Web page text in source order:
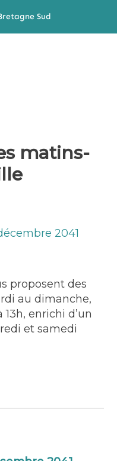
Sud
matins-
2041
proposent des
au dimanche,
enrichi d’un
et samedi